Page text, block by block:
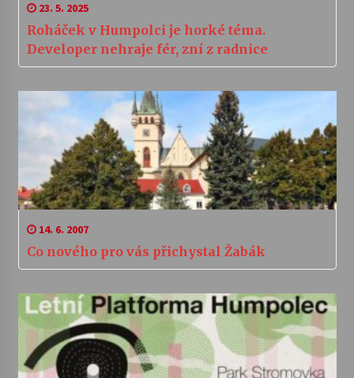
23. 5. 2025
Roháček v Humpolci je horké téma.
Developer nehraje fér, zní z radnice
14. 6. 2007
Co nového pro vás přichystal Žabák